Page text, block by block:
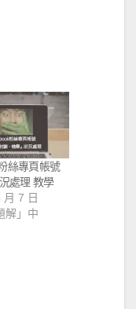
絲專頁帳號
處理 教學
月 7 日
解」中